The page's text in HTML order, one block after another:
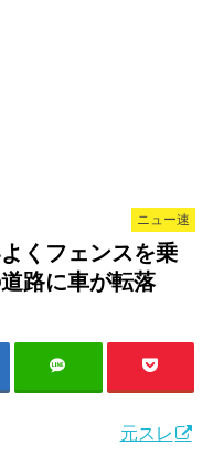
ニュー速
くフェンスを乗
路に車が転落
元スレ